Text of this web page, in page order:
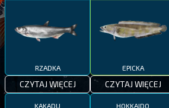
RZADKA
CZYTAJ WIĘCEJ
EPICKA
CZYTAJ WIĘCEJ
KAKADU HOKKAIDO